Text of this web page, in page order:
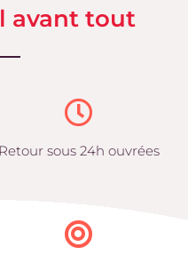
avant tout
Retour sous 24h ouvrées